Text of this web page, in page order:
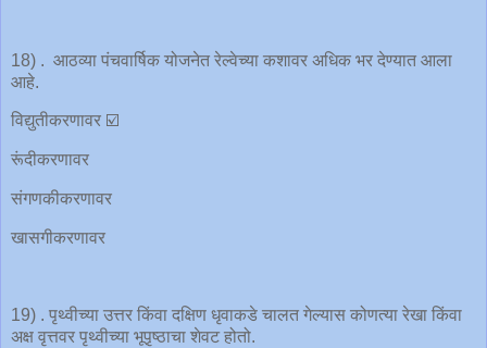
18) . आठव्या पंचवार्षिक योजनेत रेल्वेच्या कशावर अधिक भर देण्यात आला
आहे.
विद्युतीकरणावर ☑️
रूंदीकरणावर
संगणकीकरणावर
खासगीकरणावर
19) . पृथ्वीच्या उत्तर किंवा दक्षिण धृवाकडे चालत गेल्यास कोणत्या रेखा किंवा
अक्ष वृत्तवर पृथ्वीच्या भूपृष्ठाचा शेवट होतो.